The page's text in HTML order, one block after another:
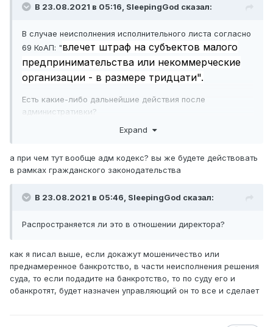
В 23.08.2021 в 05:16, SleepingGod сказал:
В случае неисполнения исполнительного листа согласно
69 КоАП: "влечет штраф на субъектов малого
предпринимательства или некоммерческие
организации - в размере тридцати".
Есть какие-либо дальнейшие действия после
административки?
Expand
а при чем тут вообще адм кодекс? вы же будете действовать
в рамках гражданского законодательства
В 23.08.2021 в 05:46, SleepingGod сказал:
Распространяется ли это в отношении директора?
как я писал выше, если докажут мошеничество или
преднамеренное банкротство, в части неисполнения решения
суда, то если подадите на банкротство, то по суду его и
обанкротят, будет назначен управляющий он то все и сделает